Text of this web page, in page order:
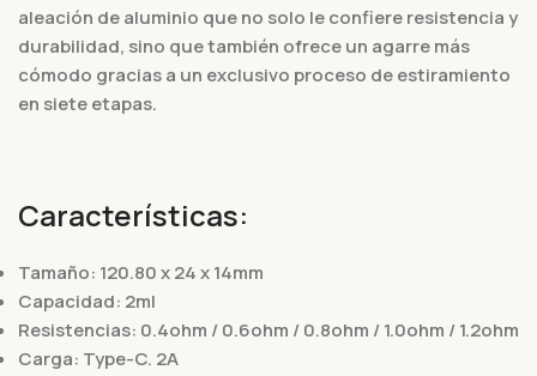
aleación de aluminio que no solo le confiere resistencia y
durabilidad, sino que también ofrece un agarre más
cómodo gracias a un exclusivo proceso de estiramiento
en siete etapas.
Características:
Tamaño: 120.80 x 24 x 14mm
Capacidad: 2ml
Resistencias: 0.4ohm / 0.6ohm / 0.8ohm / 1.0ohm / 1.2ohm
Carga: Type-C. 2A